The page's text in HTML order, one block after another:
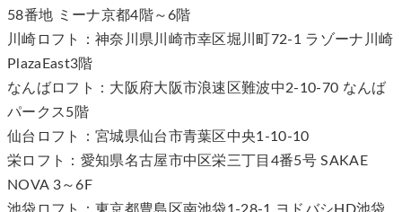
58番地 ミーナ京都4階～6階
川崎ロフト：神奈川県川崎市幸区堀川町72-1 ラゾーナ川崎
PlazaEast3階
なんばロフト：大阪府大阪市浪速区難波中2-10-70 なんば
パークス5階
仙台ロフト：宮城県仙台市青葉区中央1-10-10
栄ロフト：愛知県名古屋市中区栄三丁目4番5号 SAKAE
NOVA 3～6F